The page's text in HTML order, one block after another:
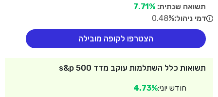
תשואה שנתית: 7.71%
דמי ניהול:0.48%
הצטרפו לקופה מובילה
תשואות כלל השתלמות עוקב מדד s&p 500
חודש יוני:4.73%